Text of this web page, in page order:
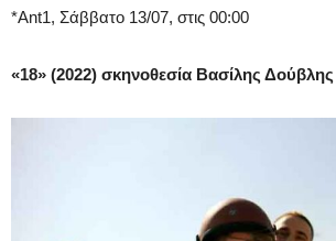
*Ant1, Σάββατο 13/07, στις 00:00
«18» (2022) σκηνοθεσία Βασίλης Δούβλης